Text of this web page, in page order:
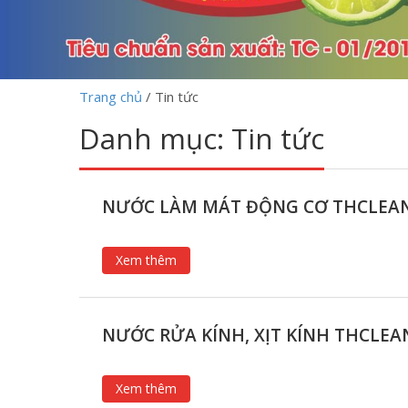
Trang chủ / Tin tức
Danh mục: Tin tức
NƯỚC LÀM MÁT ĐỘNG CƠ
Xem thêm
NƯỚC RỬA KÍNH, XỊT KÍNH
Xem thêm